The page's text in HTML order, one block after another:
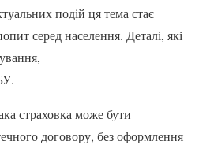
подій ця тема стає
серед населення. Деталі, які
страховка може бути
договору, без оформлення